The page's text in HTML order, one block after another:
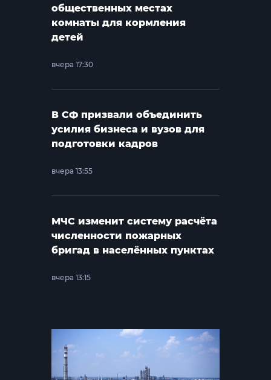
общественных местах
комнаты для кормления
детей
вчера 17:30
В СФ призвали объединить
усилия бизнеса и вузов для
подготовки кадров
вчера 13:55
МЧС изменит систему расчёта
численности пожарных
бригад в населённых пунктах
вчера 13:15